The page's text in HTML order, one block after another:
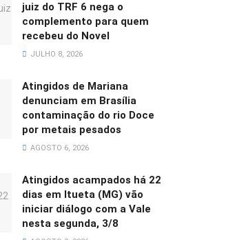
juiz do TRF 6 nega o
complemento para quem
recebeu do Novel
JULHO 8, 2026
Atingidos de Mariana
denunciam em Brasília
contaminação do rio Doce
por metais pesados
AGOSTO 6, 2026
Atingidos acampados há 22
dias em Itueta (MG) vão
iniciar diálogo com a Vale
nesta segunda, 3/8